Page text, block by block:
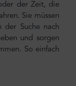
der Zeit, die
Sie müssen
der Suche nach
und sorgen
So einfach